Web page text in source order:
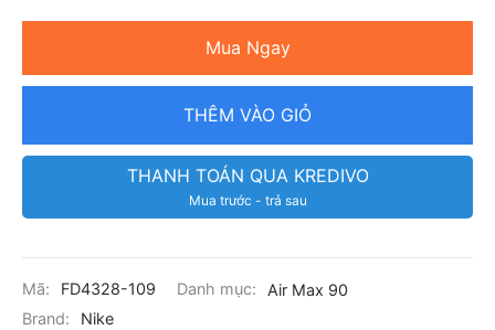
Mua Ngay
THÊM VÀO GIỎ
THANH TOÁN QUA KREDIVO
Mua trước - trả sau
Mã: FD4328-109 Danh mục:
Air Max 90
Brand:
Nike